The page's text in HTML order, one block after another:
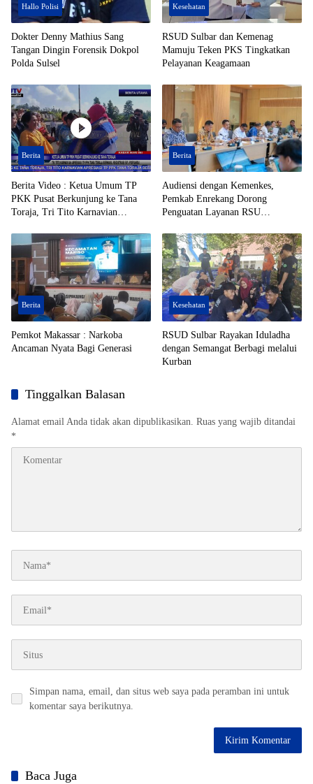
Hallo Polisi
Dokter Denny Mathius Sang
Tangan Dingin Forensik Dokpol
Polda Sulsel
Kesehatan
RSUD Sulbar dan Kemenag
Mamuju Teken PKS Tingkatkan
Pelayanan Keagamaan
Berita
Berita Video : Ketua Umum TP
PKK Pusat Berkunjung ke Tana
Toraja, Tri Tito Karnavian
Berhasil Registrasi 50% Posyandu
Berita
Audiensi dengan Kemenkes,
Pemkab Enrekang Dorong
Penguatan Layanan RSU
Berita
Pemkot Makassar : Narkoba
Ancaman Nyata Bagi Generasi
Kesehatan
RSUD Sulbar Rayakan Iduladha
dengan Semangat Berbagi melalui
Kurban
Tinggalkan Balasan
Alamat email Anda tidak akan dipublikasikan. Ruas yang wajib ditandai
*
Simpan nama, email, dan situs web saya pada peramban ini untuk
komentar saya berikutnya.
Baca Juga